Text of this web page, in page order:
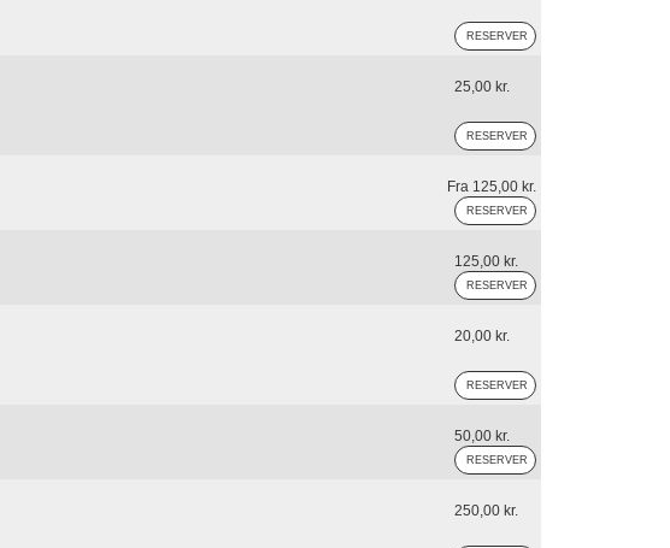
25,00 kr.
Fra 125,00 kr.
125,00 kr.
20,00 kr.
50,00 kr.
250,00 kr.